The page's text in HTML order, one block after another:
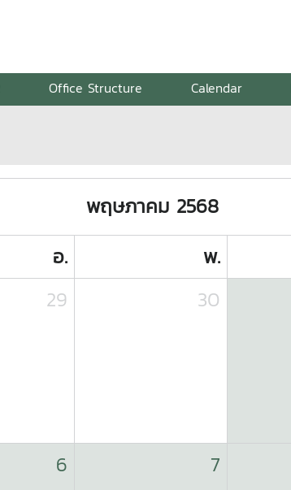
Office Structure Calendar
พฤษภาคม 2568
อ. พ.
29 30
6 7